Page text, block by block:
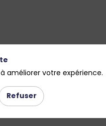
améliorer votre expérience.
Refuser